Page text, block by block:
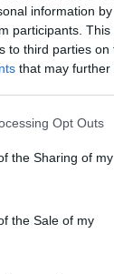
information
participants.
to third parties on
that may
app uses
usage
Google and its
specified
Opt Outs
the Sharing of my
the Sale of my
από τον